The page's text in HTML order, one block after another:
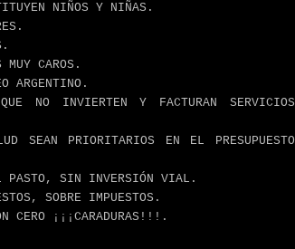
NIÑOS Y NIÑAS.
CAROS.
ARGENTINO.
NO INVIERTEN Y FACTURAN SERVICIOS
SEAN PRIORITARIOS EN EL PRESUPUESTO
PASTO, SIN INVERSIÓN VIAL.
SOBRE IMPUESTOS.
CERO ¡¡¡CARADURAS!!!.